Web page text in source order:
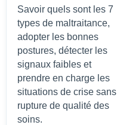
Savoir quels sont les 7
types de maltraitance,
adopter les bonnes
postures, détecter les
signaux faibles et
prendre en charge les
situations de crise sans
rupture de qualité des
soins.